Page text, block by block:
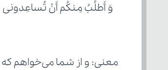
وَ أَطلُبُ مِنکُم أَنْ تُساعِدونی
معنی: و از شما می‌خواهم